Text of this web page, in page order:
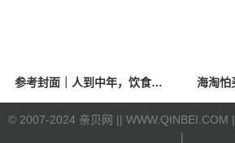
参考封面｜人到中年，饮食该如何调整？
© 2007-2024 亲贝网 || WWW.QINBEI.COM |
|